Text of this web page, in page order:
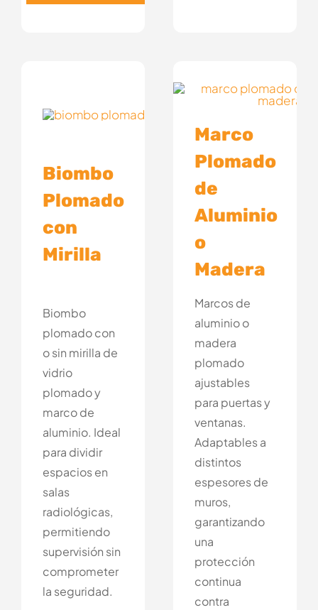
Biombo
Plomado
con
Mirilla
Biombo
plomado con
o sin mirilla de
vidrio
plomado y
marco de
aluminio. Ideal
para dividir
espacios en
salas
radiológicas,
permitiendo
supervisión sin
comprometer
la seguridad.
Marco
Plomado
de
Aluminio
o
Madera
Marcos de
aluminio o
madera
plomado
ajustables
para puertas y
ventanas.
Adaptables a
distintos
espesores de
muros,
garantizando
una
protección
continua
contra